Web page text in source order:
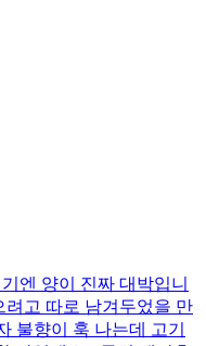
엔 양이 진짜 대박입니
려고 따로 남겨두었을 만
불향이 훅 나는데 고기